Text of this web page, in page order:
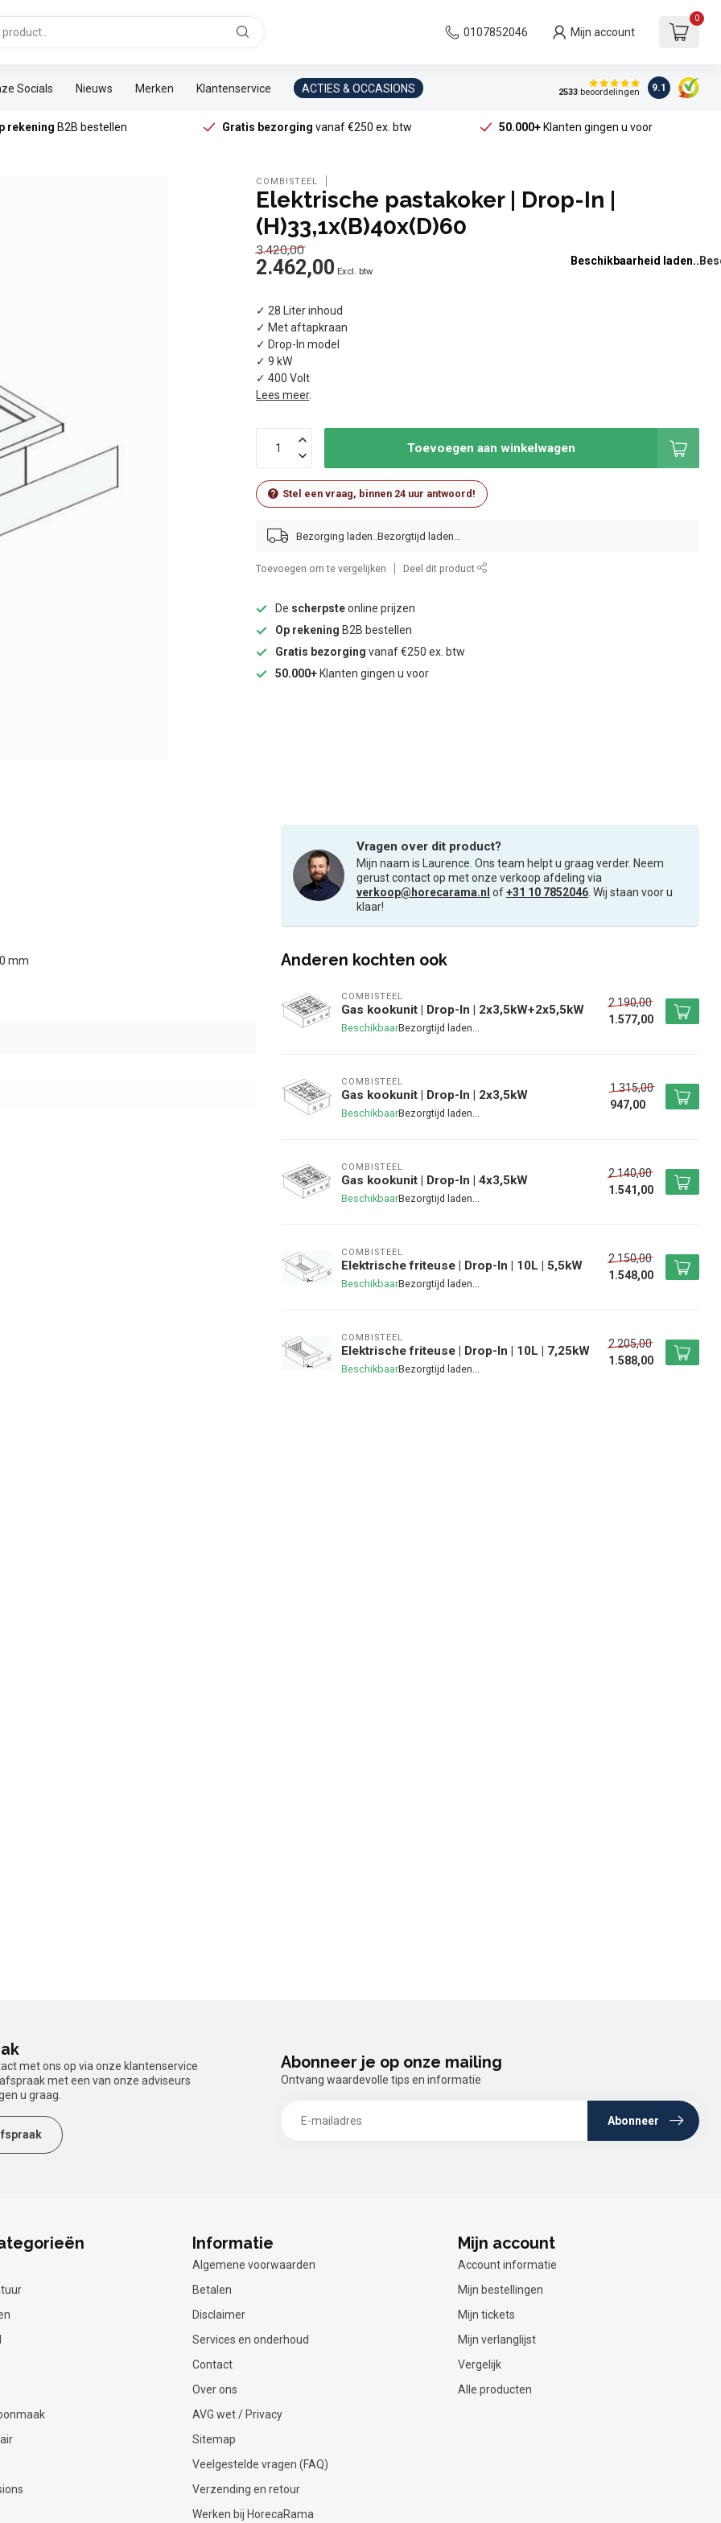
0107852046 Mijn account
0
Socials Nieuws Merken Klantenservice ACTIES & OCCASIONS 2533beoordelingen 9.1
rekening B2B bestellen Gratis bezorging vanaf €250 ex. btw 50.000+Klanten gingen u voor
COMBISTEEL
Elektrische pastakoker | Drop-In |
(H)33,1x(B)40x(D)60
3.420,00
2.462,00 Excl. btw
Beschikbaarheid laden..
✓ 28 Liter inhoud
✓ Met aftapkraan
✓ Drop-In model
✓ 9 kW
✓ 400 Volt
Lees meer.
Toevoegen aan winkelwagen
Stel een vraag, binnen 24 uur antwoord!
Bezorging laden..
Toevoegen om te vergelijken Deel dit product
De scherpsteonline prijzen
Op rekening B2B bestellen
Gratis bezorging vanaf €250 ex. btw
50.000+ Klanten gingen u voor
mm
Vragen over dit product?
Mijn naam is Laurence. Ons team helpt u graag verder. Neem
gerust contact op met onze verkoop afdeling via
verkoop@horecarama.nl of+31 10 7852046 . Wij staan voor u
klaar!
Anderen kochten ook
COMBISTEEL
Gas kookunit | Drop-In | 2x3,5kW+2x5,5kW
Beschikbaar
2.190,00
1.577,00
COMBISTEEL
Gas kookunit | Drop-In | 2x3,5kW
Beschikbaar
1.315,00
947,00
COMBISTEEL
Gas kookunit | Drop-In | 4x3,5kW
Beschikbaar
2.140,00
1.541,00
COMBISTEEL
Elektrische friteuse | Drop-In | 10L | 5,5kW
Beschikbaar
2.150,00
1.548,00
COMBISTEEL
Elektrische friteuse | Drop-In | 10L | 7,25kW
Beschikbaar
2.205,00
1.588,00
met ons op via onze klantenservice
met een van onze adviseurs
u graag.
Abonneer je op onze mailing
Ontvang waardevolle tips en informatie
Abonneer
Informatie
Algemene voorwaarden
Betalen
Disclaimer
Services en onderhoud
Contact
Over ons
AVG wet / Privacy
Sitemap
Veelgestelde vragen (FAQ)
Verzending en retour
Werken bij HorecaRama
Mijn account
Account informatie
Mijn bestellingen
Mijn tickets
Mijn verlanglijst
Vergelijk
Alle producten